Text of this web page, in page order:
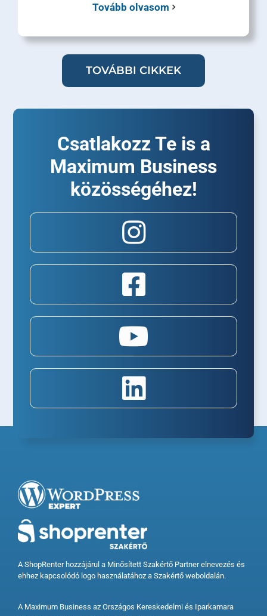
Tovább olvasom
TOVÁBBI CIKKEK
Csatlakozz Te is a
Maximum Business
közösségéhez!
A ShopRenter hozzájárul a Minősített Szakértő Partner elnevezés és
ehhez kapcsolódó logo használatához a Szakértő weboldalán.
A Maximum Business az Országos Kereskedelmi és Iparkamara